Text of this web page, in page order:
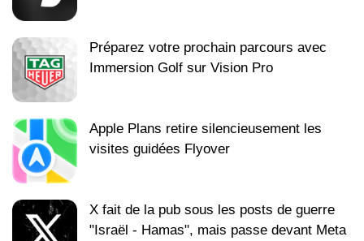
Préparez votre prochain parcours avec
Immersion Golf sur Vision Pro
Apple Plans retire silencieusement les
visites guidées Flyover
X fait de la pub sous les posts de guerre
"Israël - Hamas", mais passe devant Meta